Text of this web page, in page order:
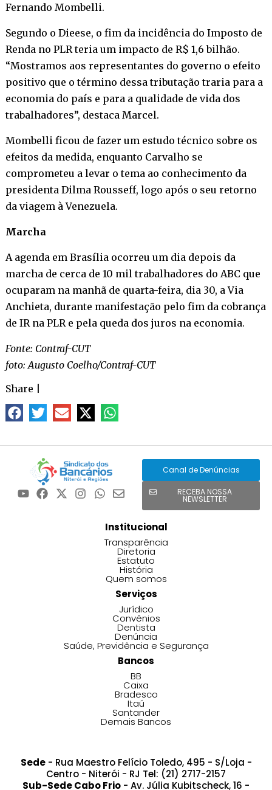
Fernando Mombelli.
Segundo o Dieese, o fim da incidência do Imposto de
Renda no PLR teria um impacto de R$ 1,6 bilhão.
“Mostramos aos representantes do governo o efeito
positivo que o término dessa tributação traria para a
economia do país e para a qualidade de vida dos
trabalhadores”, destaca Marcel.
Mombelli ficou de fazer um estudo técnico sobre os
efeitos da medida, enquanto Carvalho se
comprometeu a levar o tema ao conhecimento da
presidenta Dilma Rousseff, logo após o seu retorno
da viagem à Venezuela.
Marcha
A agenda em Brasília ocorreu um dia depois da
marcha de cerca de 10 mil trabalhadores do ABC que
ocuparam na manhã de quarta-feira, dia 30, a Via
Anchieta, durante manifestação pelo fim da cobrança
de IR na PLR e pela queda dos juros na economia.
Fonte: Contraf-CUT
foto: Augusto Coelho/Contraf-CUT
Share
Canal de Denúncias
RECEBA NOSSA
NEWSLETTER
Institucional
Transparência
Diretoria
Estatuto
História
Quem somos
Serviços
Jurídico
Convênios
Dentista
Denúncia
Saúde, Previdência e Segurança
Bancos
BB
Caixa
Bradesco
Itaú
Santander
Demais Bancos
Sede- Rua Maestro Felício Toledo, 495 - S/Loja -
Centro - Niterói - RJ Tel: (21) 2717-2157
Sub-Sede Cabo Frio - Av. Júlia Kubitscheck, 16 -